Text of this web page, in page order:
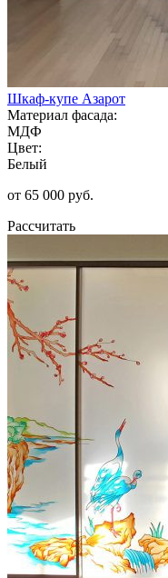
Шкаф-купе Азарот
Материал фасада:
МДФ
Цвет:
Белый
от 65 000 руб.
Рассчитать